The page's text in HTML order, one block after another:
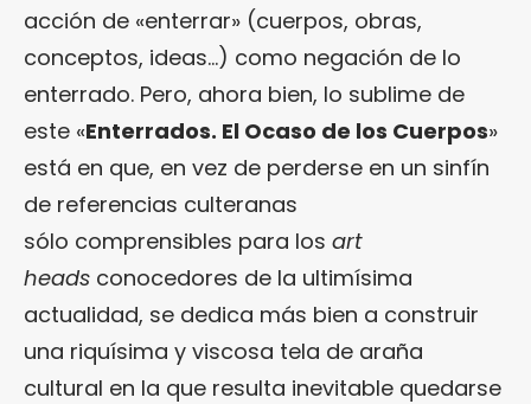
acción de «enterrar» (cuerpos, obras,
conceptos, ideas…) como negación de lo
enterrado. Pero, ahora bien, lo sublime de
este «Enterrados. El Ocaso de los Cuerpos»
está en que, en vez de perderse en un sinfín
de referencias culteranas
sólo comprensibles para los art
heads conocedores de la ultimísima
actualidad, se dedica más bien a construir
una riquísima y viscosa tela de araña
cultural en la que resulta inevitable quedarse